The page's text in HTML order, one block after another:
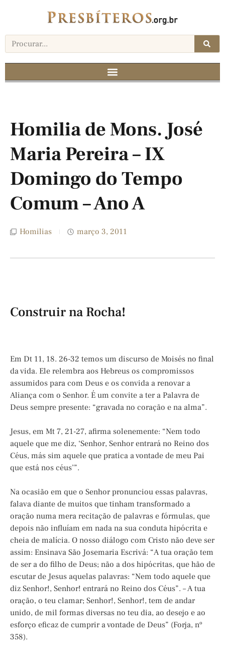
Homilia de Mons. José
Maria Pereira – IX
Domingo do Tempo
Comum – Ano A
Homilias março 3, 2011
Construir na Rocha!
Em Dt 11, 18. 26-32 temos um discurso de Moisés no final
da vida. Ele relembra aos Hebreus os compromissos
assumidos para com Deus e os convida a renovar a
Aliança com o Senhor. É um convite a ter a Palavra de
Deus sempre presente: “gravada no coração e na alma”.
Jesus, em Mt 7, 21-27, afirma solenemente: “Nem todo
aquele que me diz, ‘Senhor, Senhor entrará no Reino dos
Céus, más sim aquele que pratica a vontade de meu Pai
que está nos céus’”.
Na ocasião em que o Senhor pronunciou essas palavras,
falava diante de muitos que tinham transformado a
oração numa mera recitação de palavras e fórmulas, que
depois não influíam em nada na sua conduta hipócrita e
cheia de malícia. O nosso diálogo com Cristo não deve ser
assim: Ensinava São Josemaria Escrivá: “A tua oração tem
de ser a do filho de Deus; não a dos hipócritas, que hão de
escutar de Jesus aquelas palavras: “Nem todo aquele que
diz Senhor!, Senhor! entrará no Reino dos Céus”. – A tua
oração, o teu clamar; Senhor!, Senhor!, tem de andar
unido, de mil formas diversas no teu dia, ao desejo e ao
esforço eficaz de cumprir a vontade de Deus” (Forja, nº
358).